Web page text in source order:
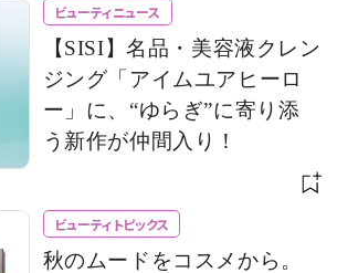
ビューティニュース
【SISI】名品・美容液クレン
ジング「アイムユアヒーロ
ー」に、“ゆらぎ”に寄り添
う新作が仲間入り！
ビューティトピックス
秋のムードをコスメから。